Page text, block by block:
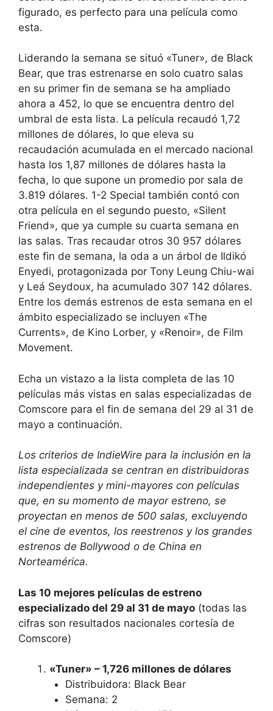
figurado, es perfecto para una película como
esta.
Liderando la semana se situó «Tuner», de Black
Bear, que tras estrenarse en solo cuatro salas
en su primer fin de semana se ha ampliado
ahora a 452, lo que se encuentra dentro del
umbral de esta lista. La película recaudó 1,72
millones de dólares, lo que eleva su
recaudación acumulada en el mercado nacional
hasta los 1,87 millones de dólares hasta la
fecha, lo que supone un promedio por sala de
3.819 dólares. 1-2 Special también contó con
otra película en el segundo puesto, «Silent
Friend», que ya cumple su cuarta semana en
las salas. Tras recaudar otros 30 957 dólares
este fin de semana, la oda a un árbol de Ildikó
Enyedi, protagonizada por Tony Leung Chiu-wai
y Leá Seydoux, ha acumulado 307 142 dólares.
Entre los demás estrenos de esta semana en el
ámbito especializado se incluyen «The
Currents», de Kino Lorber, y «Renoir», de Film
Movement.
Echa un vistazo a la lista completa de las 10
películas más vistas en salas especializadas de
Comscore para el fin de semana del 29 al 31 de
mayo a continuación.
Los criterios de IndieWire para la inclusión en la
lista especializada se centran en distribuidoras
independientes y mini-mayores con películas
que, en su momento de mayor estreno, se
proyectan en menos de 500 salas, excluyendo
el cine de eventos, los reestrenos y los grandes
estrenos de Bollywood o de China en
Norteamérica.
Las 10 mejores películas de estreno
especializado del 29 al 31 de mayo (todas las
cifras son resultados nacionales cortesía de
Comscore)
«Tuner» – 1,726 millones de dólares
Distribuidora: Black Bear
Semana: 2